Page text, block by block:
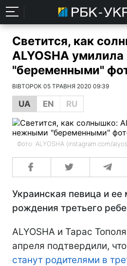
Светится, как
ALYOSHA
"беременными"
ВІВТОРОК 05 ТРАВНЯ 2020 09:39
UA EN RU
Фото: ALYOSHA (instagram.com/
Украинская певица и
рождения третьего
ALYOSHA и Тарас
апреля подтвердили, что
станут родителями в